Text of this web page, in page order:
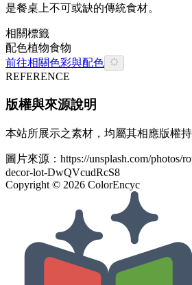
是餐桌上不可或缺的傳統食材。
相關標籤
配色植物食物
前往相關色彩與配色
REFERENCE
版權與來源說明
本站所展示之素材，均屬其相應版權持
圖片來源： https://unsplash.com/photos/
decor-lot-DwQVcudRcS8
Copyright © 2026 ColorEncyc